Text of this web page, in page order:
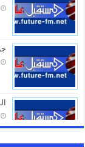
05/08/2026 18:03
الغاز الأوروبي يقفز 19% في يوليو ويسجل أعلى مستوى منذ مطلع 2023